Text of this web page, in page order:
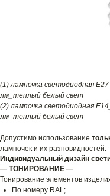
(1) лампочка светодиодная
лм_теплый белый свет
(2) лампочка светодиодная
лм_теплый белый свет
Допустимо использование
лампочек и их разновидностей.
Индивидуальный дизайн
— ТОНИРОВАНИЕ —
Тонирование элементов
По номеру RAL;